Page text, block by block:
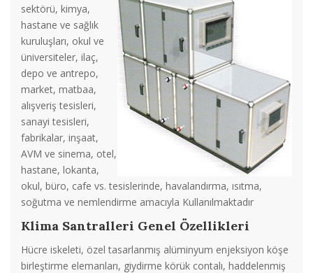
sektörü, kimya,
hastane ve sağlık
kuruluşları, okul ve
üniversiteler, ilaç,
depo ve antrepo,
market, matbaa,
alışveriş tesisleri,
sanayi tesisleri,
fabrikalar, inşaat,
AVM ve sinema, otel,
hastane, lokanta,
okul, büro, cafe vs. tesislerinde, havalandırma, ısıtma,
soğutma ve nemlendirme amacıyla Kullanılmaktadır
Klima Santralleri Genel Özellikleri
Hücre iskeleti, özel tasarlanmış alüminyum enjeksiyon köşe
birleştirme elemanları, giydirme körük contalı, haddelenmiş